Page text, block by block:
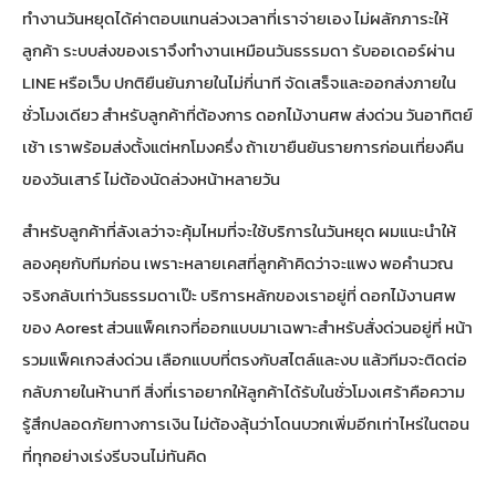
ทำงานวันหยุดได้ค่าตอบแทนล่วงเวลาที่เราจ่ายเอง ไม่ผลักภาระให้
ลูกค้า ระบบส่งของเราจึงทำงานเหมือนวันธรรมดา รับออเดอร์ผ่าน
LINE หรือเว็บ ปกติยืนยันภายในไม่กี่นาที จัดเสร็จและออกส่งภายใน
ชั่วโมงเดียว สำหรับลูกค้าที่ต้องการ ดอกไม้งานศพ ส่งด่วน วันอาทิตย์
เช้า เราพร้อมส่งตั้งแต่หกโมงครึ่ง ถ้าเขายืนยันรายการก่อนเที่ยงคืน
ของวันเสาร์ ไม่ต้องนัดล่วงหน้าหลายวัน
สำหรับลูกค้าที่ลังเลว่าจะคุ้มไหมที่จะใช้บริการในวันหยุด ผมแนะนำให้
ลองคุยกับทีมก่อน เพราะหลายเคสที่ลูกค้าคิดว่าจะแพง พอคำนวณ
จริงกลับเท่าวันธรรมดาเป๊ะ บริการหลักของเราอยู่ที่ดอกไม้งานศพ
ของ Aorestส่วนแพ็คเกจที่ออกแบบมาเฉพาะสำหรับสั่งด่วนอยู่ที่หน้า
รวมแพ็คเกจส่งด่วนเลือกแบบที่ตรงกับสไตล์และงบ แล้วทีมจะติดต่อ
กลับภายในห้านาที สิ่งที่เราอยากให้ลูกค้าได้รับในชั่วโมงเศร้าคือความ
รู้สึกปลอดภัยทางการเงิน ไม่ต้องลุ้นว่าโดนบวกเพิ่มอีกเท่าไหร่ในตอน
ที่ทุกอย่างเร่งรีบจนไม่ทันคิด